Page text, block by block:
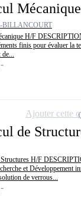
BILLANCOURT
H/F
finis pour évaluer la
de...
de
H/F
et Développement
de verrous...
Ajouter cette